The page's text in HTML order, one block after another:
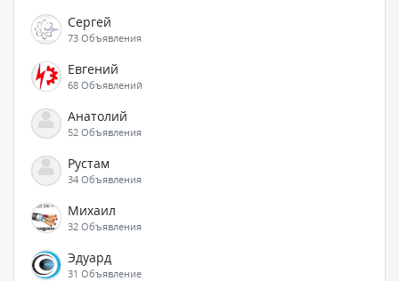
Сергей
73 Объявления
Евгений
68 Объявлений
Анатолий
52 Объявления
Рустам
34 Объявления
Михаил
32 Объявления
Эдуард
31 Объявление